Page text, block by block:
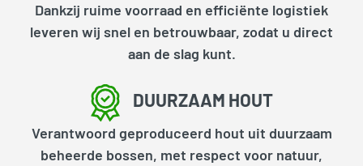
Dankzij ruime voorraad en efficiënte logistiek
leveren wij snel en betrouwbaar, zodat u direct
aan de slag kunt.
DUURZAAM HOUT
Verantwoord geproduceerd hout uit duurzaam
beheerde bossen, met respect voor natuur,